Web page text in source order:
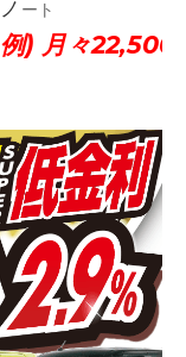
ノート
例) 月々22,500